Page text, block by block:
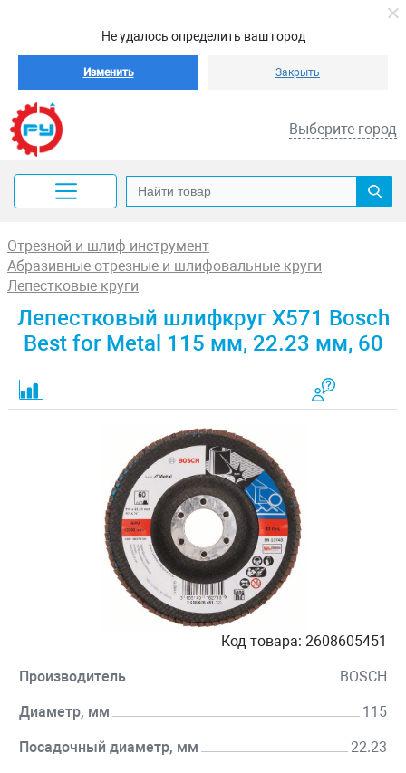
Не удалось определить ваш город
Изменить Закрыть
Выберите город
Отрезной и шлиф инструмент
Абразивные отрезные и шлифовальные круги
Лепестковые круги
Лепестковый шлифкруг X571 Bosch
Best for Metal 115 мм, 22.23 мм, 60
Код товара: 2608605451
Производитель BOSCH
Диаметр, мм 115
Посадочный диаметр, мм 22.23